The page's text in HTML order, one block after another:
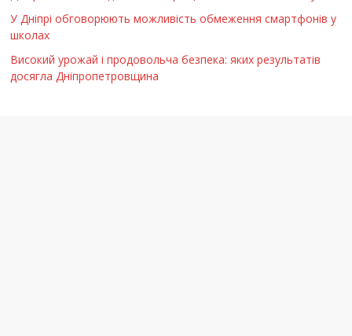
У Дніпрі обговорюють можливість обмеження смартфонів у
школах
Високий урожай і продовольча безпека: яких результатів
досягла Дніпропетровщина